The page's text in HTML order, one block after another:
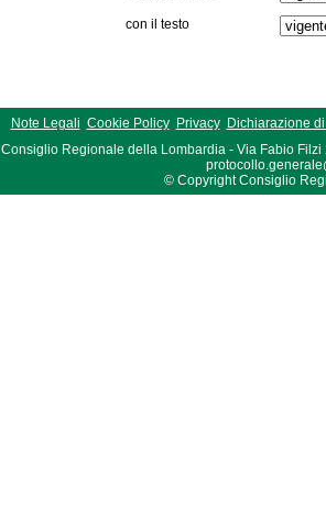
con il testo
Note Legali Cookie Policy Privacy
Dichiarazione
Consiglio Regionale della Lombardia - Via Fabio Filzi
© Copyright Consiglio